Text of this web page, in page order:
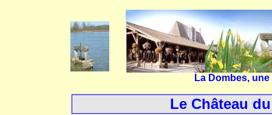
La Dombes,
Le Château